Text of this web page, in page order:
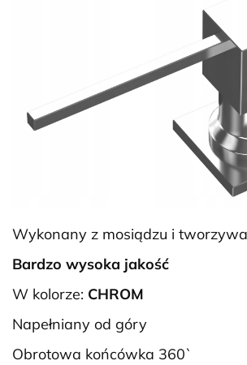
Wykonany z mosiądzu i
Bardzo wysoka jakość
W kolorze: CHROM
Napełniany od góry
Obrotowa końcówka 360`